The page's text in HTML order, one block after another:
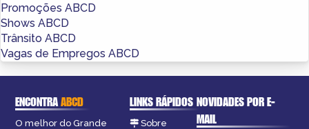
Promoções ABCD
Shows ABCD
Trânsito ABCD
Vagas de Empregos ABCD
ENCONTRAABCD
O melhor do Grande
LINKS RÁPIDOS
Sobre
NOVIDADES POR E-
MAIL